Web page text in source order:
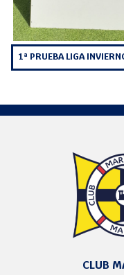
1ª PRUEBA LIGA
CLUB